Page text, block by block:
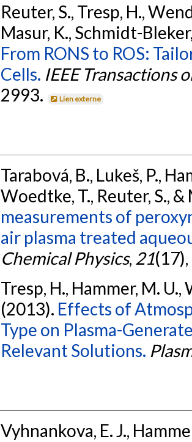
Reuter, S., Tresp, H.,
Masur, K., Schmidt-
From RONS to ROS:
Cells. IEEE Transactions
2993.
Lien externe
Tarabová, B., Lukeš, P.,
Woedtke, T., Reuter, S.,
measurements of
air plasma treated
Chemical Physics, 21
Tresp, H., Hammer, M.
(2013). Effects of
Type on Plasma-
Relevant Solutions.
Vyhnankova, E. J.,